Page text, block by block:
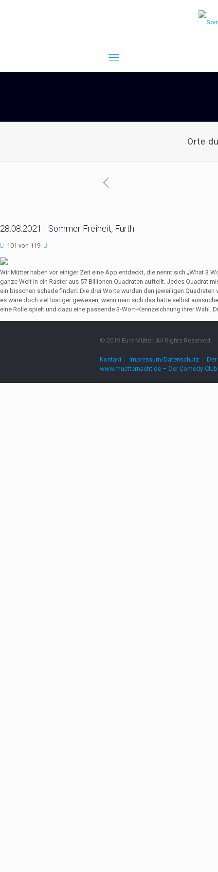
Orte
28.08.2021 - Sommer Freiheit, Fürth
101 von 119
Wir Mütter haben vor einiger Zeit eine App entdeckt, die nennt sich „What 3
ganze Welt in ein Raster aus 57 Billionen Quadraten aufteilt. Jedes Quadrat
ein bisschen schade finden: Die drei Worte wurden den jeweiligen
es wäre doch viel lustiger gewesen, wenn man sich das hätte selbst
eine Rolle spielt und dazu eine passende 3-Wort-Kennzeichnung ihrer Wahl.
© 2019 Eure Mütter. All Rights Reserved.
Kontakt Impressum/Datenschutz
www.muetternacht.de – Der Comedy-Club